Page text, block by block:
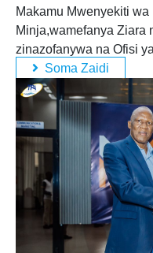
Makamu Mwenyekiti
Minja,wamefanya Ziara
zinazofanywa na Ofisi
Soma Zaidi